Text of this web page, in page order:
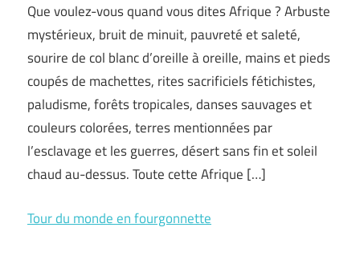
Que voulez-vous quand vous dites Afrique ? Arbuste
mystérieux, bruit de minuit, pauvreté et saleté,
sourire de col blanc d’oreille à oreille, mains et pieds
coupés de machettes, rites sacrificiels fétichistes,
paludisme, forêts tropicales, danses sauvages et
couleurs colorées, terres mentionnées par
l’esclavage et les guerres, désert sans fin et soleil
chaud au-dessus. Toute cette Afrique […]
Tour du monde en fourgonnette